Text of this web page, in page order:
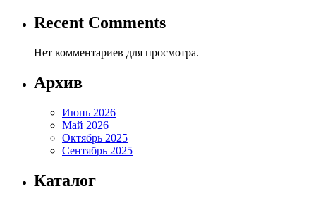
Recent Comments
Нет комментариев для просмотра.
Архив
Июнь 2026
Май 2026
Октябрь 2025
Сентябрь 2025
Каталог